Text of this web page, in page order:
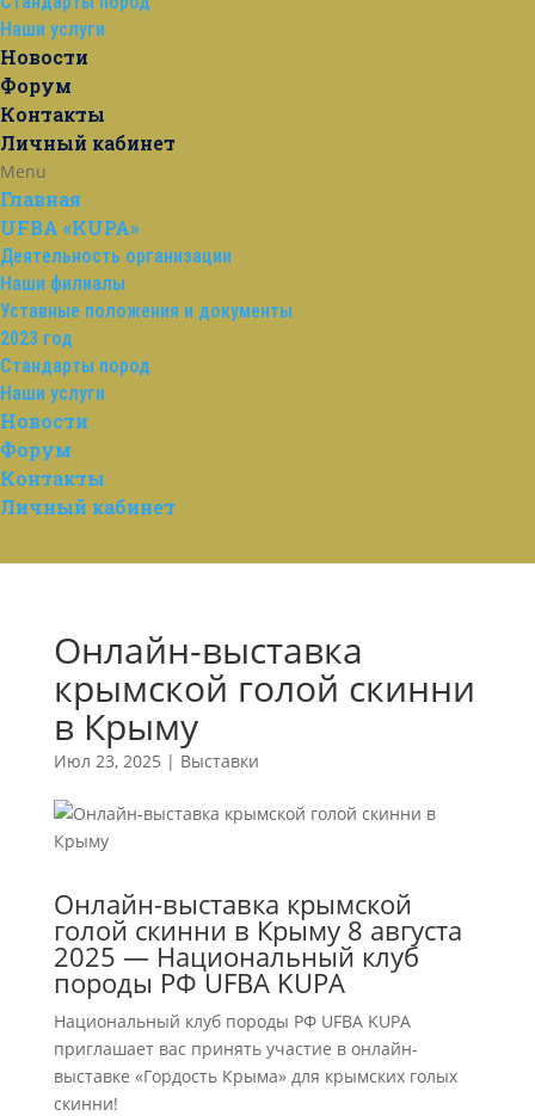
Наши услуги
Новости
Форум
Контакты
Личный кабинет
Menu
Главная
UFBA «KUPA»
Деятельность организации
Наши филиалы
Уставные положения и документы
2023 год
Стандарты пород
Наши услуги
Новости
Форум
Контакты
Личный кабинет
Онлайн-выставка
крымской голой скинни
в Крыму
Июл 23, 2025 | Выставки
Онлайн-выставка крымской
голой скинни в Крыму 8 августа
2025 — Национальный клуб
породы РФ UFBA KUPA
Национальный клуб породы РФ UFBA KUPA
приглашает вас принять участие в онлайн-
выставке «Гордость Крыма» для крымских голых
скинни!